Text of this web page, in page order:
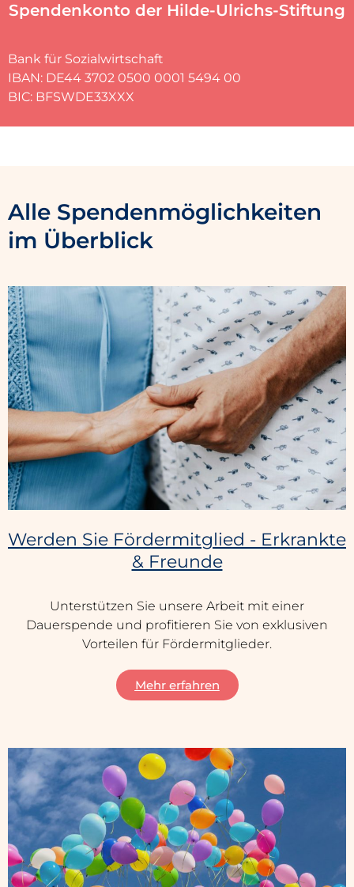
Spendenkonto der Hilde-Ulrichs-Stiftung
Bank für Sozialwirtschaft
IBAN: DE44 3702 0500 0001 5494 00
BIC: BFSWDE33XXX
Alle Spendenmöglichkeiten
im Überblick
Werden Sie Fördermitglied - Erkrankte
& Freunde
Unterstützen Sie unsere Arbeit mit einer
Dauerspende und profitieren Sie von exklusiven
Vorteilen für Fördermitglieder.
Mehr erfahren